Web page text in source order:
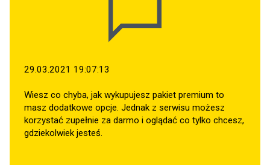
29.03.2021 19:07:13
Wiesz co chyba, jak wykupujesz pakiet premium to
masz dodatkowe opcje. Jednak z serwisu możesz
korzystać zupełnie za darmo i oglądać co tylko chcesz,
gdziekolwiek jesteś.